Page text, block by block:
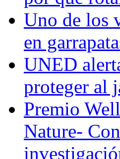
Uno de los
en
UNED
proteger al
Premio
Nature-